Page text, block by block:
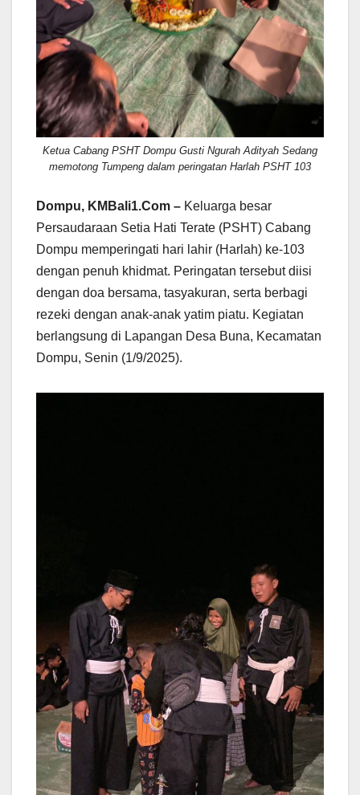
Ketua Cabang PSHT Dompu Gusti Ngurah Adityah Sedang
memotong Tumpeng dalam peringatan Harlah PSHT 103
Dompu, KMBali1.Com – Keluarga besar
Persaudaraan Setia Hati Terate (PSHT) Cabang
Dompu memperingati hari lahir (Harlah) ke-103
dengan penuh khidmat. Peringatan tersebut diisi
dengan doa bersama, tasyakuran, serta berbagi
rezeki dengan anak-anak yatim piatu. Kegiatan
berlangsung di Lapangan Desa Buna, Kecamatan
Dompu, Senin (1/9/2025).